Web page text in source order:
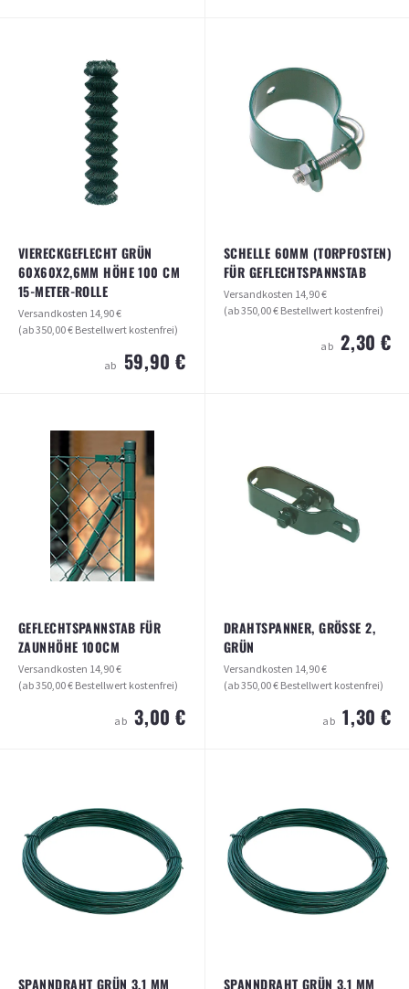
Versandkosten14,90 €
(ab 350,00 € Bestellwert kostenfrei)
11,90 €
ARTIKEL ANSEHEN
METER-ROLLE
Versandkosten
(ab 350,00 € Bestellwert kostenfrei)
ab 103,90 €
ARTIKEL ANSEHEN
VIERECKGEFLECHT GRÜN
60X60X2,6MM HÖHE 100 CM
15-METER-ROLLE
Versandkosten 14,90 €
(ab 350,00 € Bestellwert kostenfrei)
ab 59,90 €
Versandkosten14,90 €
(ab 350,00 € Bestellwert kostenfrei)
ab 59,90 €
ARTIKEL ANSEHEN
SCHELLE 60MM (TORPFOSTEN)
FÜR GEFLECHTSPANNSTAB
Versandkosten 14,90 €
(ab 350,00 € Bestellwert kostenfrei)
ab 2,30 €
ab
GEFLECHTSPANNSTAB FÜR
ZAUNHÖHE 100CM
Versandkosten 14,90 €
(ab 350,00 € Bestellwert kostenfrei)
ab 3,00 €
(ab 350,00 € Bestellwert kostenfrei)
3,00 €
ARTIKEL ANSEHEN
DRAHTSPANNER, GRÖSSE 2, G
RÜN
Versandkosten 14,90 €
(ab 350,00 € Bestellwert kostenfrei)
ab 1,30 €
ab 1,30 €
ARTIKEL ANSEHEN
SPANNDRAHT GRÜN 3,1 MM SPANNDRAHT GRÜN 3,1 MM